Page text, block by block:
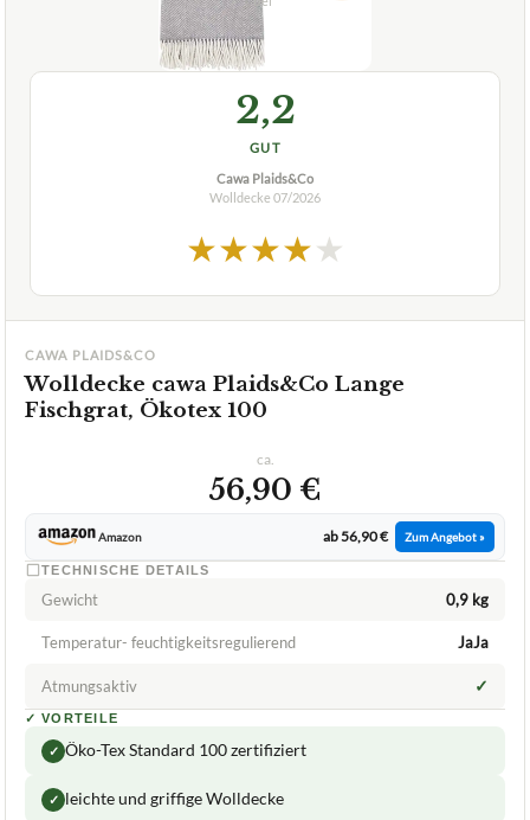
2,2
GUT
Cawa Plaids&Co
Wolldecke 07/2026
★★★★★
CAWA PLAIDS&CO
Wolldecke cawa Plaids&Co Lange
Fischgrat, Ökotex 100
ca.
56,90 €
Amazon ab 56,90 € Zum Angebot »
TECHNISCHE DETAILS
Gewicht 0,9 kg
Temperatur- feuchtigkeitsregulierend JaJa
Atmungsaktiv ✓
✓ VORTEILE
✓ Öko-Tex Standard 100 zertifiziert
✓ leichte und griffige Wolldecke